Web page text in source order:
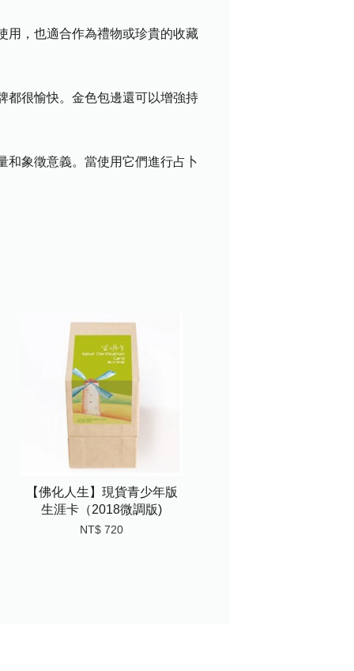
用，也適合作為禮物或珍貴的收藏
都很愉快。金色包邊還可以增強持
和象徵意義。當使用它們進行占卜
【佛化人生】現貨青少年版
生涯卡（2018微調版)
NT$ 720